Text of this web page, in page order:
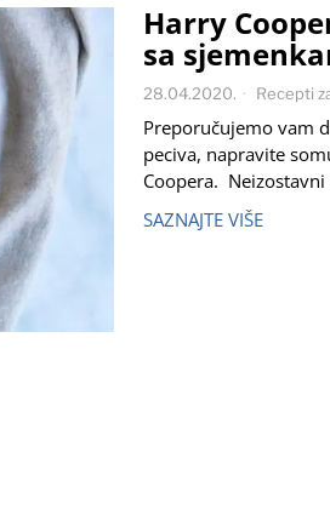
Harry
sa
28.04.2020. Recepti
Preporučujemo vam
peciva, napravite
Coopera.
SAZNAJTE VIŠE